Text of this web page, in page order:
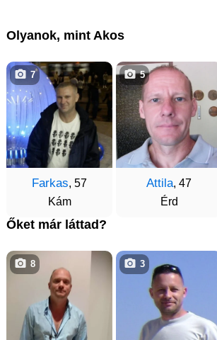
Olyanok, mint Akos
Farkas, 57
Kám
7
Attila, 47
Érd
5
Őket már láttad?
8 3